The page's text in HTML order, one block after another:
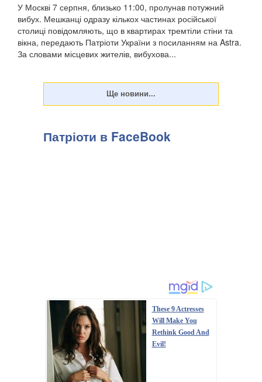
У Москві 7 серпня, близько 11:00, пролунав потужний
вибух. Мешканці одразу кількох частинах російської
столиці повідомляють, що в квартирах тремтіли стіни та
вікна, передають Патріоти України з посиланням на Astra.
За словами місцевих жителів, вибухова...
Патріоти в FaceBook
These 9 Actresses
Will Make You
Rethink Good And
Evil!